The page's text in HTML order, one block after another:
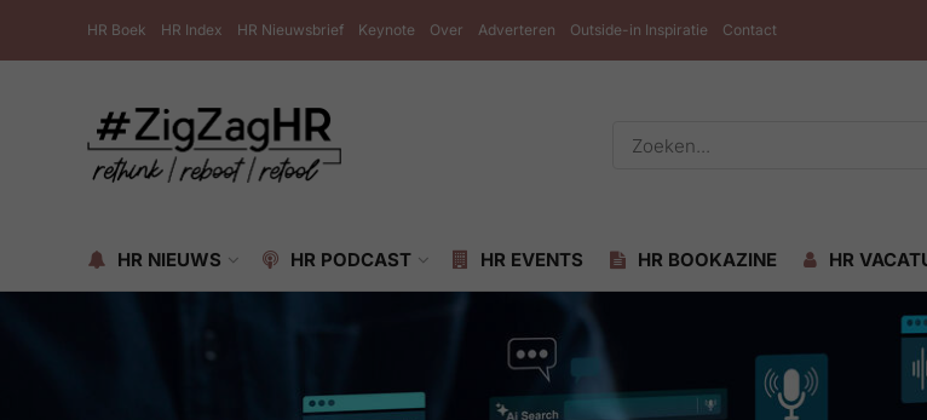
HR Boek HR Index HR Nieuwsbrief Keynote Over Adverteren Outside-in Inspiratie Contact
HR NIEUWS HR PODCAST HR EVENTS HR BOOKAZINE HR